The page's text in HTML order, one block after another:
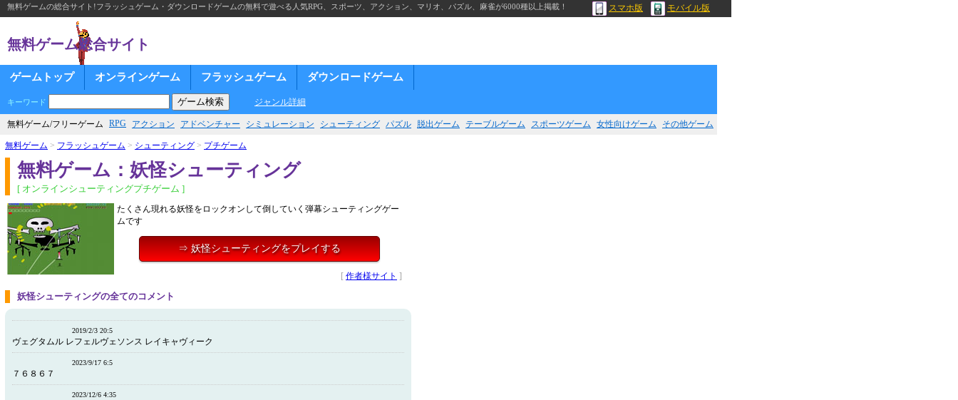
無料ゲームの総合サイト!フラッシュゲーム・ダウンロードゲームの無料で遊べる人気RPG、スポーツ、アクション、マリオ、パズル、麻雀が6000種以上掲載！ スマホ版 モバイル版
無料ゲーム総合サイト
ゲームトップ オンラインゲーム フラッシュゲーム ダウンロードゲーム
キーワード ジャンル詳細
無料ゲーム/フリーゲーム RPG アクション アドベンチャー シミュレーション シューティング パズル 脱出ゲーム テーブルゲーム スポーツゲーム 女性向けゲーム その他ゲーム
無料ゲーム > フラッシュゲーム > シューティング > プチゲーム
無料ゲーム：妖怪シューティング
[ オンラインシューティングプチゲーム ]
たくさん現れる妖怪をロックオンして倒していく弾幕シューティングゲー
ムです
⇒ 妖怪シューティングをプレイする
[ 作者様サイト ]
妖怪シューティングの全てのコメント
2019/2/3 20:5
ヴェグタムル レフェルヴェソンス レイキャヴィーク
2023/9/17 6:5
７６８６７
2023/12/6 4:35